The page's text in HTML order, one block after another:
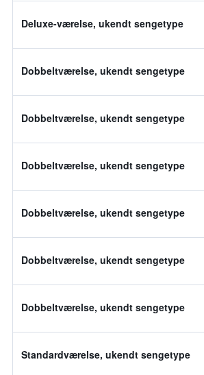
Deluxe-værelse, ukendt sengetype
Dobbeltværelse, ukendt sengetype
Dobbeltværelse, ukendt sengetype
Dobbeltværelse, ukendt sengetype
Dobbeltværelse, ukendt sengetype
Dobbeltværelse, ukendt sengetype
Dobbeltværelse, ukendt sengetype
Standardværelse, ukendt sengetype